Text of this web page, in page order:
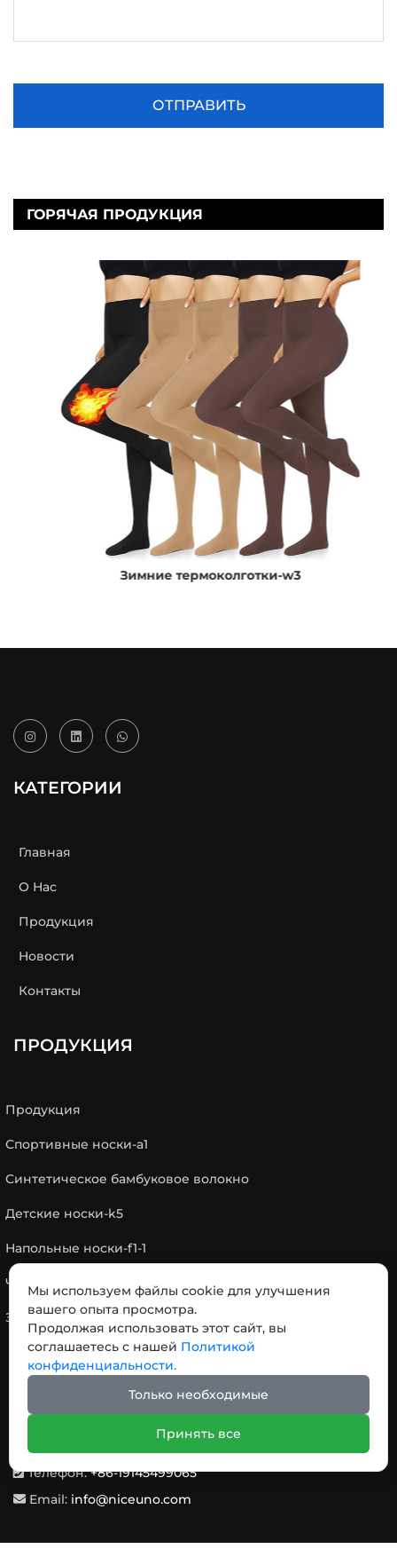
ГОРЯЧАЯ ПРОДУКЦИЯ
Зимние термоколготки-w3
КАТЕГОРИИ
Главная
О Нас
Продукция
Новости
Контакты
ПРОДУКЦИЯ
Продукция
Спортивные носки-a1
Синтетическое бамбуковое волокно
Детские носки-k5
Напольные носки-f1-1
Чулок-s3
Зимние термоколготки-w2
КОНТАКТЫ
Адрес: № 18，Дорога отделения Чэнси,, город
Пинху, провинция Чжэцзян, Китай 314200
Телефон:+86-19145499065
Email: info@niceuno.com
Мы используем файлы cookie для улучшения
вашего опыта просмотра.
Продолжая использовать этот сайт, вы
соглашаетесь с нашей Политикой
конфиденциальности.
Только необходимые
Принять все